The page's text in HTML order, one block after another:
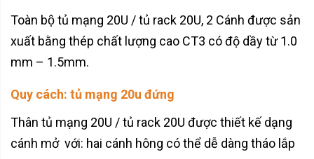
Toàn bộ tủ mạng 20U / tủ rack 20U, 2 Cánh được sản
xuất bằng thép chất lượng cao CT3 có độ dầy từ 1.0
mm – 1.5mm.
Quy cách: tủ mạng 20u đứng
Thân tủ mạng 20U / tủ rack 20U được thiết kế dạng
cánh mở với: hai cánh hông có thể dễ dàng tháo lắp